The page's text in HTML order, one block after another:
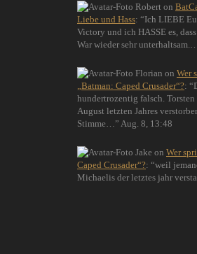
Robert on
Liebe und Hass: “Ich LIEBE
Victory und ich HASSE es,
War wieder sehr unterhaltsam.…
Florian on Wer
„Batman: Caped Crusader“?: “
hundertrozentig falsch.
August letzten Jahres
Stimme… ” Aug. 8, 13:48
Jake on Wer
Caped Crusader“?: “weil
Michaelis der letztes jahr